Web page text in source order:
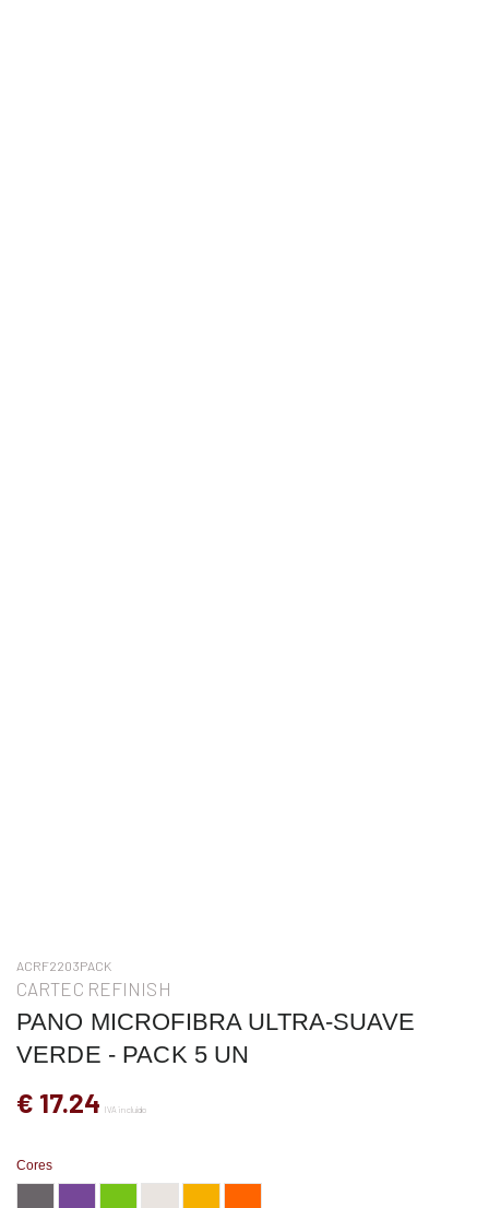
ACRF2203PACK
CARTEC REFINISH
PANO MICROFIBRA ULTRA-SUAVE
VERDE - PACK 5 UN
€ 17.24 IVA incluído
Cores